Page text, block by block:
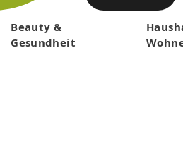
Beauty &
Gesundheit